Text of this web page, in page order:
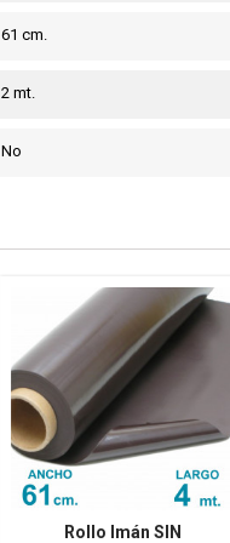
61 cm.
2 mt.
No
Rollo Imán SIN